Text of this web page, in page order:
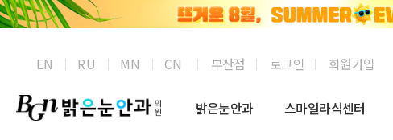
EN RU MN CN 부산점 로그인 회원가입
밝은눈안과 스마일라식센터